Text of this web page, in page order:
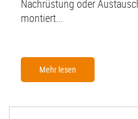
Nachrüstung oder
montiert...
Mehr lesen